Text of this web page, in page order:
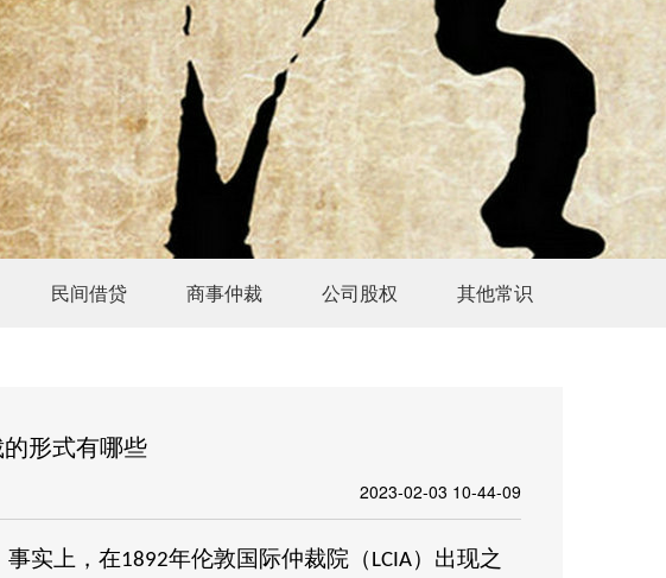
民间借贷 商事仲裁 公司股权 其他常识
形式有哪些
2023-02-03 10-44-09
事实上，在1892年伦敦国际仲裁院（ LCIA）出现之